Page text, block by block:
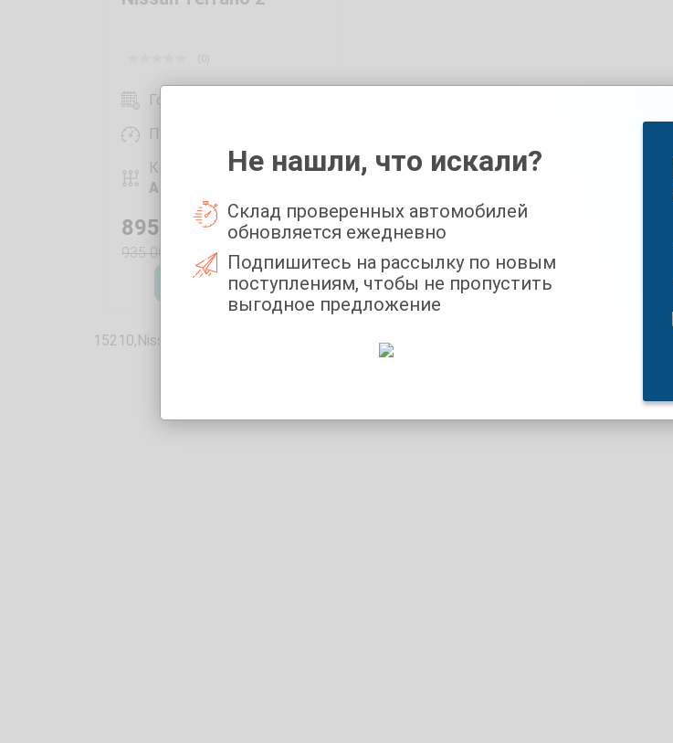
Год выпуска:
Пробег:
Коробка передач:
Автоматическая
895 000₽
935 000
Оставить заявку
15210,Nissan ! 15400,TERRANO !! 0,2015
Не нашли, что искали?
Склад проверенных автомобилей
обновляется ежедневно
Подпишитесь на рассылку по новым
поступлениям, чтобы не пропустить
выгодное предложение